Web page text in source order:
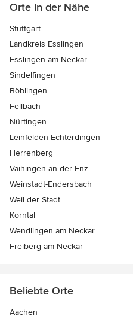
Orte in der Nähe
Stuttgart
Landkreis Esslingen
Esslingen am Neckar
Sindelfingen
Böblingen
Fellbach
Nürtingen
Leinfelden-Echterdingen
Herrenberg
Vaihingen an der Enz
Weinstadt-Endersbach
Weil der Stadt
Korntal
Wendlingen am Neckar
Freiberg am Neckar
Beliebte Orte
Aachen